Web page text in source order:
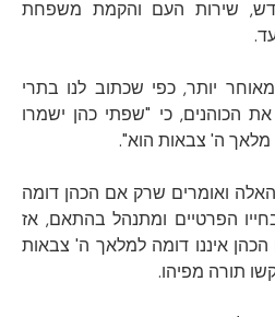
שירות העם והקמת משפחת
יותר, כפי שכתוב לנו בתרי
הכוהנים, כי "שפתי כהן ישמרו
מלאך ה' צבאות הוא".
ואומרים שרק אם הכהן דומה
הפרטיים ומתנהל בהתאם, אז
איננו דומה למלאך ה' צבאות
תורה מפיהו.